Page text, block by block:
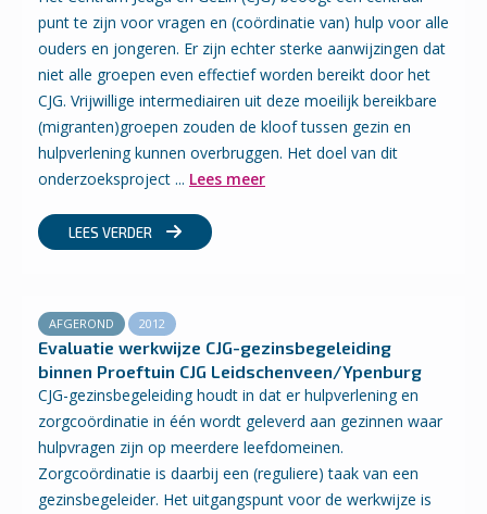
punt te zijn voor vragen en (coördinatie van) hulp voor alle
ouders en jongeren. Er zijn echter sterke aanwijzingen dat
niet alle groepen even effectief worden bereikt door het
CJG. Vrijwillige intermediairen uit deze moeilijk bereikbare
(migranten)groepen zouden de kloof tussen gezin en
hulpverlening kunnen overbruggen. Het doel van dit
onderzoeksproject ... Lees meer
LEES VERDER
AFGEROND 2012
Evaluatie werkwijze CJG-gezinsbegeleiding
binnen Proeftuin CJG Leidschenveen/Ypenburg
CJG-gezinsbegeleiding houdt in dat er hulpverlening en
zorgcoördinatie in één wordt geleverd aan gezinnen waar
hulpvragen zijn op meerdere leefdomeinen.
Zorgcoördinatie is daarbij een (reguliere) taak van een
gezinsbegeleider. Het uitgangspunt voor de werkwijze is